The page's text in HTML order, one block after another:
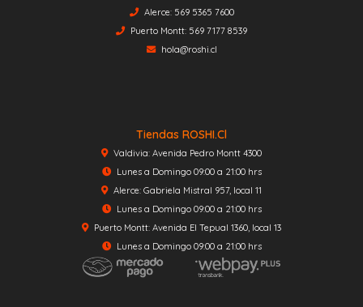
Alerce: 569 5365 7600
Puerto Montt: 569 7177 8539
hola@roshi.cl
Tiendas ROSHI.cl
Valdivia: Avenida Pedro Montt 4300
Lunes a Domingo 09:00 a 21:00 hrs
Alerce: Gabriela Mistral 957, local 11
Lunes a Domingo 09:00 a 21:00 hrs
Puerto Montt: Avenida El Tepual 1360, local 13
Lunes a Domingo 09:00 a 21:00 hrs